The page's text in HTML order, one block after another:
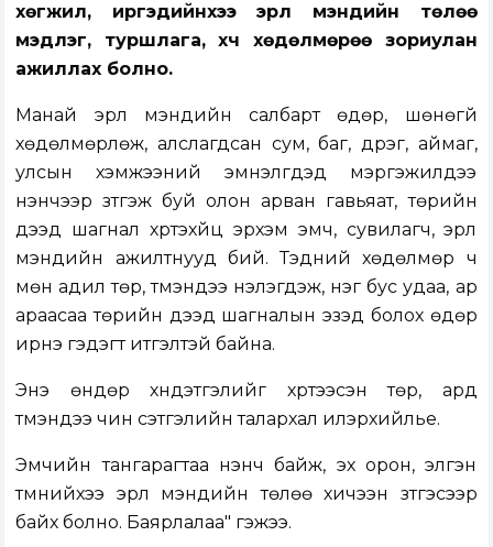
хөгжил, иргэдийнхээ эрүүл мэндийн төлөө
мэдлэг, туршлага, хүч хөдөлмөрөө зориулан
ажиллах болно.
Манай эрүүл мэндийн салбарт өдөр, шөнөгүй
хөдөлмөрлөж, алслагдсан сум, баг, дүүрэг, аймаг,
улсын хэмжээний эмнэлгүүдэд мэргэжилдээ
үнэнчээр зүтгэж буй олон арван гавьяат, төрийн
дээд шагнал хүртэхүйц эрхэм эмч, сувилагч, эрүүл
мэндийн ажилтнууд бий. Тэдний хөдөлмөр ч
мөн адил төр, түмэндээ үнэлэгдэж, нэг бус удаа, ар
араасаа төрийн дээд шагналын эзэд болох өдөр
ирнэ гэдэгт итгэлтэй байна.
Энэ өндөр хүндэтгэлийг хүртээсэн төр, ард
түмэндээ чин сэтгэлийн талархал илэрхийлье.
Эмчийн тангарагтаа үнэнч байж, эх орон, элгэн
түмнийхээ эрүүл мэндийн төлөө хичээн зүтгэсээр
байх болно. Баярлалаа" гэжээ.